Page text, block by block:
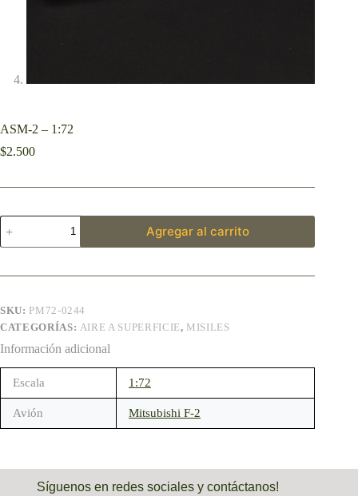
ASM-2 – 1:72
$2.500
Agregar al carrito
SKU: PM72-0244
CATEGORÍAS: AIRE A SUPERFICIE, MISILES
Información adicional
Escala 1:72
Avión Mitsubishi F-2
Síguenos en redes sociales y contáctanos!